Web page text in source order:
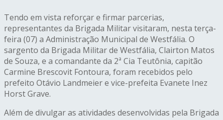
Tendo em vista reforçar e firmar parcerias,
representantes da Brigada Militar visitaram, nesta terça-
feira (07) a Administração Municipal de Westfália. O
sargento da Brigada Militar de Westfália, Clairton Matos
de Souza, e a comandante da 2ª Cia Teutônia, capitão
Carmine Brescovit Fontoura, foram recebidos pelo
prefeito Otávio Landmeier e vice-prefeita Evanete Inez
Horst Grave.
Além de divulgar as atividades desenvolvidas pela Brigada